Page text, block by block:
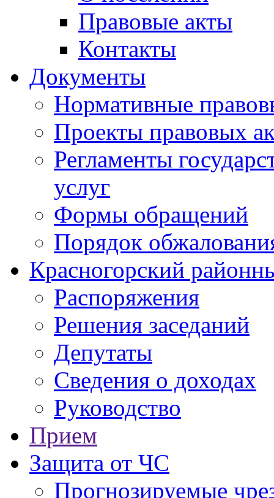
Правовые акты
Контакты
Документы
Нормативные
Проекты правовых
Регламенты
услуг
Формы обращений
Порядок
Красногорский
Распоряжения
Решения заседаний
Депутаты
Сведения о доходах
Руководство
Прием
Защита от ЧС
Прогнозируемые